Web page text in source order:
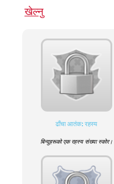
खेल्नु
ढाँचा आतंक: रहस्य
बिन्दुहरूको एक रहस्य संख्या स्कोर।